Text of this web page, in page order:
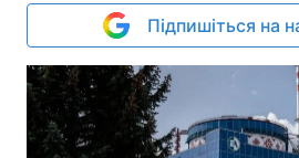
Підпишіться на